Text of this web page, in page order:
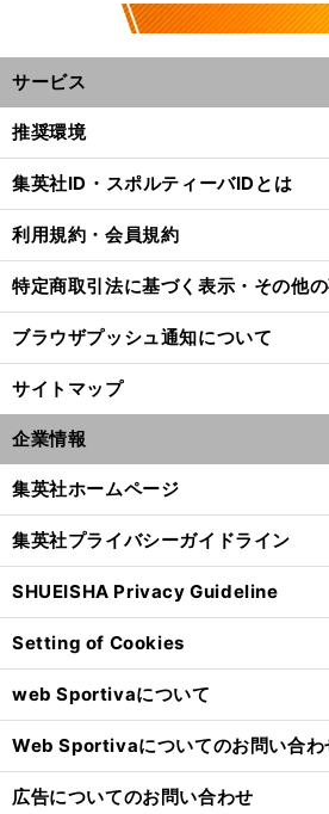
」
日
！
サービス
推奨環境
集英社ID・スポルティーバIDとは
利用規約・会員規約
特定商取引法に基づく表示・その他
ブラウザプッシュ通知について
サイトマップ
企業情報
集英社ホームページ
集英社プライバシーガイドライン
SHUEISHA Privacy Guideline
Setting of Cookies
web Sportivaについて
Web Sportivaについてのお問い合わ
広告についてのお問い合わせ